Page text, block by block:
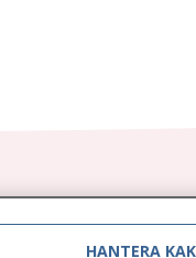
HANTERA